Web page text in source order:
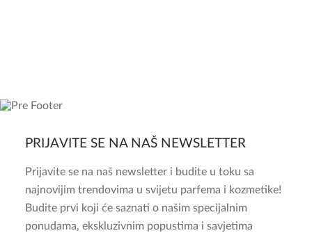
PRIJAVITE SE NA NAŠ NEWSLETTER
Prijavite se na naš newsletter i budite u toku sa
najnovijim trendovima u svijetu parfema i kozmetike!
Budite prvi koji će saznati o našim specijalnim
ponudama, ekskluzivnim popustima i savjetima